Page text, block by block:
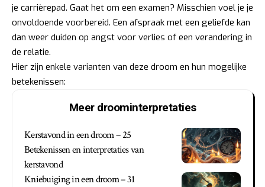
je carrièrepad. Gaat het om een examen? Misschien voel je je
onvoldoende voorbereid. Een afspraak met een geliefde kan
dan weer duiden op angst voor verlies of een verandering in
de relatie.
Hier zijn enkele varianten van deze droom en hun mogelijke
betekenissen:
Meer droominterpretaties
Kerstavond in een droom – 25
Betekenissen en interpretaties van
kerstavond
Kniebuiging in een droom – 31